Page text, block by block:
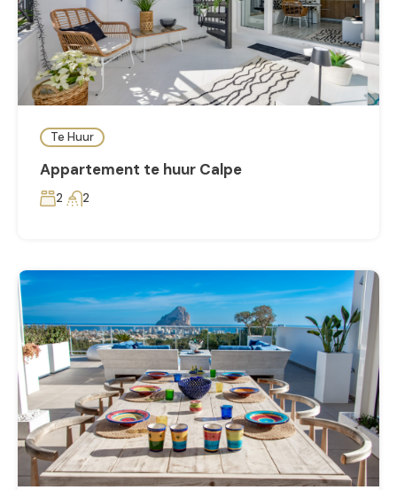
Te Huur
Appartement te huur Calpe
2 2